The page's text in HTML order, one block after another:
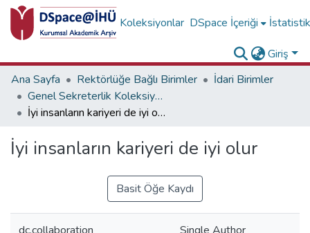
Koleksiyonlar DSpace İçeriği
Giriş
Ana Sayfa
Rektörlüğe Bağlı Birimler
İdari Birimler
Genel Sekreterlik Koleksiyonu
İyi insanların kariyeri de iyi olur
İyi insanların kariyeri de iyi olur
Basit Öğe Kaydı